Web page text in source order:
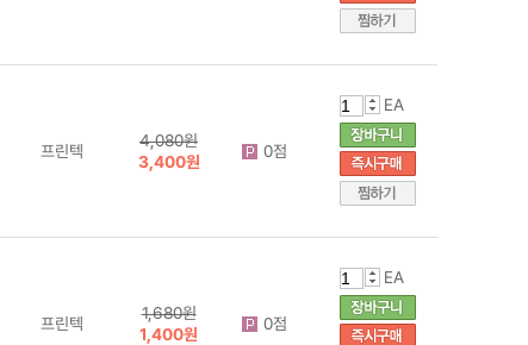
프린텍
4,080원
3,400원
0점
EA
프린텍
1,680원
1,400원
0점
EA